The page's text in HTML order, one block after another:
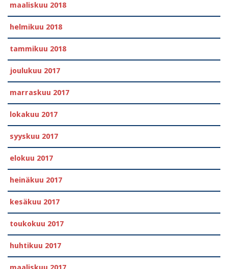
maaliskuu 2018
helmikuu 2018
tammikuu 2018
joulukuu 2017
marraskuu 2017
lokakuu 2017
syyskuu 2017
elokuu 2017
heinäkuu 2017
kesäkuu 2017
toukokuu 2017
huhtikuu 2017